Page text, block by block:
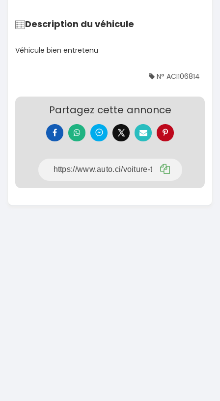
Description du véhicule
Véhicule bien entretenu
N° ACI106814
Partagez cette annonce